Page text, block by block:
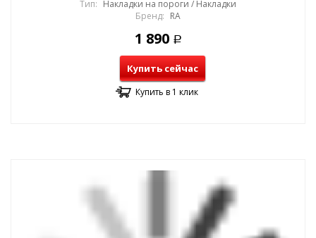
Тип: Накладки на пороги / Накладки
Бренд: RA
1 890 Р
Купить сейчас
Купить в 1 клик